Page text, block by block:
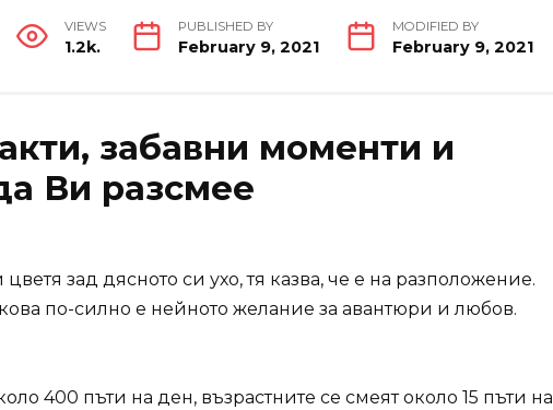
VIEWS
1.2k.
PUBLISHED BY
February 9, 2021
MODIFIED BY
February 9, 2021
забавни моменти и
Ви разсмее
зад дясното си ухо, тя казва, че е на разположение.
по-силно е нейното желание за авантюри и любов.
400 пъти на ден, възрастните се смеят около 15 пъти на